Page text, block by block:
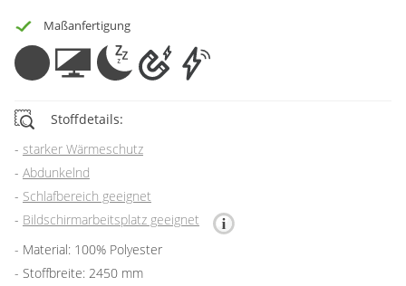
Maßanfertigung
Stoffdetails:
starker Wärmeschutz
Abdunkelnd
Schlafbereich geeignet
Bildschirmarbeitsplatz geeignet
Material: 100% Polyester
Stoffbreite: 2450 mm